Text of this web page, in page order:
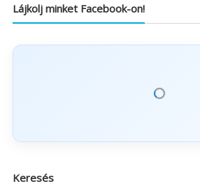
Lájkolj minket Facebook-on!
Keresés